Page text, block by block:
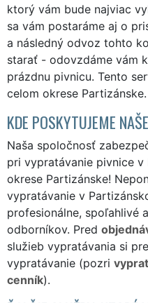
ktorý vám bude najviac
sa vám postaráme aj o
a následný odvoz tohto
starať - odovzdáme vám
prázdnu pivnicu. Tento
celom okrese Partizánske.
KDE POSKYTUJEME
Naša spoločnosť
pri vypratávanie pivnice
okrese Partizánske!
vypratávanie v
profesionálne, spoľahlivé
odborníkov. Pred
služieb vypratávania si
vypratávanie (pozri
cenník).